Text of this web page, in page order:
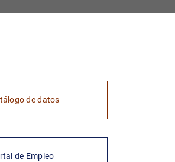
de datos
de Empleo